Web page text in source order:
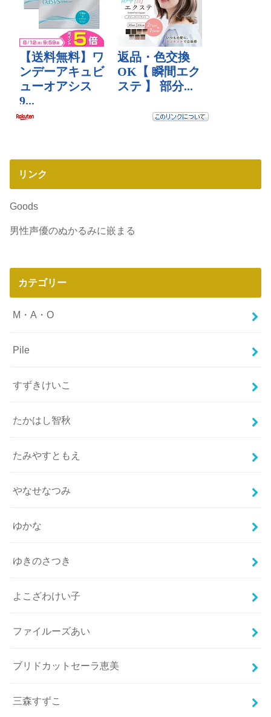
リンク
Goods
男性声優のぬかるみに嵌まる
カテゴリー
M・A・O
Pile
すずきけいこ
たかはし智秋
たみやすともえ
やなせなつみ
ゆかな
ゆきのさつき
よこざわけい子
ファイルーズあい
ブリドカットセーラ恵美
三森すずこ